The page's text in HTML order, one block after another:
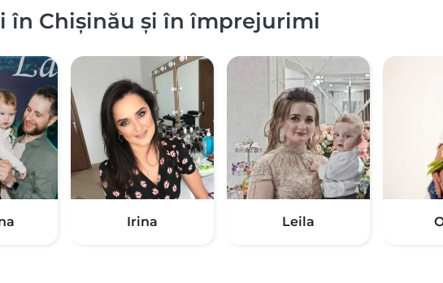
în Chișinău și în împrejurimi
Irina Leila